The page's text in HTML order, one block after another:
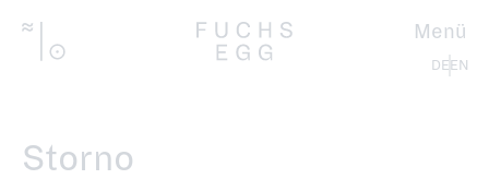
Inhalt
Menü
Storno